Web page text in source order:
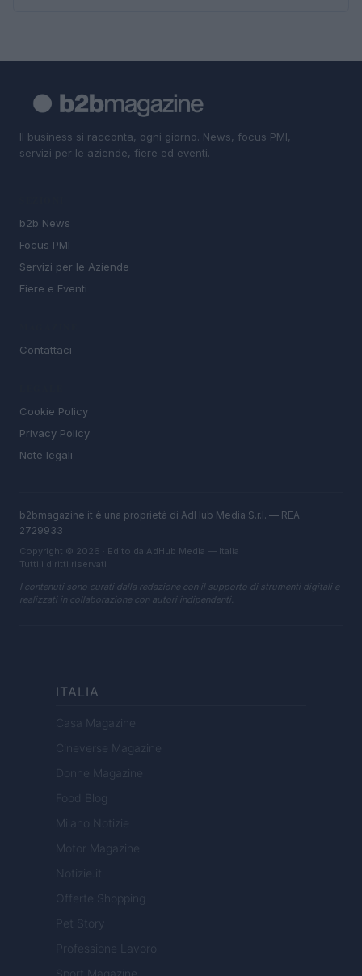
Il business si racconta, ogni giorno. News, focus PMI,
servizi per le aziende, fiere ed eventi.
b2b News
Focus PMI
Servizi per le Aziende
Fiere e Eventi
Contattaci
Cookie Policy
Privacy Policy
Note legali
b2bmagazine.it è una proprietà di AdHub Media S.r.l. — REA
2729933
Copyright © 2026 · Edito da AdHub Media — Italia
Tutti i diritti riservati
I contenuti sono curati dalla redazione con il supporto di strumenti digitali e
realizzati in collaborazione con autori indipendenti.
ITALIA
Casa Magazine
Cineverse Magazine
Donne Magazine
Food Blog
Milano Notizie
Motor Magazine
Notizie.it
Offerte Shopping
Pet Story
Professione Lavoro